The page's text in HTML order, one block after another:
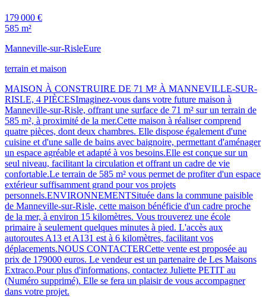
179 000 €
585 m²
Manneville-sur-RisleEure
terrain et maison
MAISON À CONSTRUIRE DE 71 M² À MANNEVILLE-SUR-
RISLE, 4 PIÈCESImaginez-vous dans votre future maison à
Manneville-sur-Risle, offrant une surface de 71 m² sur un terrain de
585 m², à proximité de la mer.Cette maison à réaliser comprend
quatre pièces, dont deux chambres. Elle dispose également d'une
cuisine et d'une salle de bains avec baignoire, permettant d'aménager
un espace agréable et adapté à vos besoins.Elle est conçue sur un
seul niveau, facilitant la circulation et offrant un cadre de vie
confortable.Le terrain de 585 m² vous permet de profiter d'un espace
extérieur suffisamment grand pour vos projets
personnels.ENVIRONNEMENTSituée dans la commune paisible
de Manneville-sur-Risle, cette maison bénéficie d'un cadre proche
de la mer, à environ 15 kilomètres. Vous trouverez une école
primaire à seulement quelques minutes à pied. L'accès aux
autoroutes A13 et A131 est à 6 kilomètres, facilitant vos
déplacements.NOUS CONTACTERCette vente est proposée au
prix de 179000 euros. Le vendeur est un partenaire de Les Maisons
Extraco.Pour plus d'informations, contactez Juliette PETIT au
(Numéro supprimé). Elle se fera un plaisir de vous accompagner
dans votre projet.